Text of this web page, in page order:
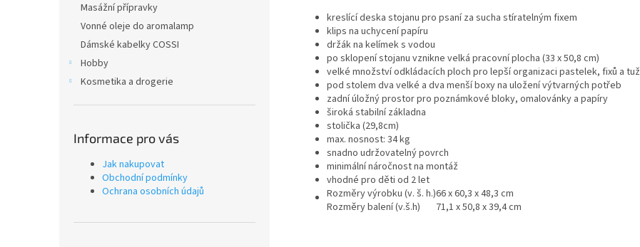
Masážní přípravky
Vonné oleje do aromalamp
Dámské kabelky COSSI
Hobby
Kosmetika a drogerie
Informace pro vás
Jak nakupovat
Obchodní podmínky
Ochrana osobních údajů
kreslící deska stojanu pro psaní za sucha stíratelným fixem
klips na uchycení papíru
držák na kelímek s vodou
po sklopení stojanu vznikne velká pracovní plocha (33 x 50,8 cm)
velké množství odkládacích ploch pro lepší organizaci pastelek, fixů a
pod stolem dva velké a dva menší boxy na uložení výtvarných potřeb
zadní úložný prostor pro poznámkové bloky, omalovánky a papíry
široká stabilní základna
stolička (29,8cm)
max. nosnost: 34 kg
snadno udržovatelný povrch
minimální náročnost na montáž
vhodné pro děti od 2 let
Rozměry výrobku (v. š. h.)66 x 60,3 x 48,3 cm
Rozměry balení (v.š.h)
71,1 x 50,8 x 39,4 cm